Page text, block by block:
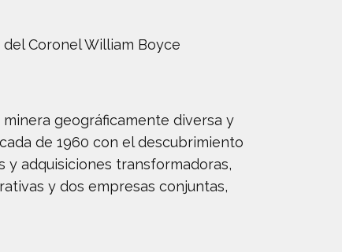
Coronel William Boyce
geográficamente diversa y
de 1960 con el descubrimiento
y adquisiciones transformadoras,
y dos empresas conjuntas,